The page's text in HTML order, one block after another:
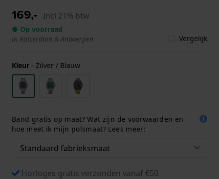
169,- Incl 21% btw
● Op voorraad
in Rotterdam & Antwerpen
Vergelijk
Kleur - Zilver / Blauw
Band gratis op maat? Wat zijn de voorwaarden en
hoe meet ik mijn polsmaat? Lees meer:
Horloges gratis verzonden vanaf €50